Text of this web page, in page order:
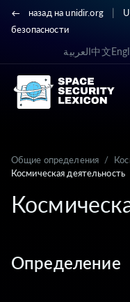
назад на unidir.org |
безопасности
العربية中文
Общие определения /
Космическая деятельность
Определение